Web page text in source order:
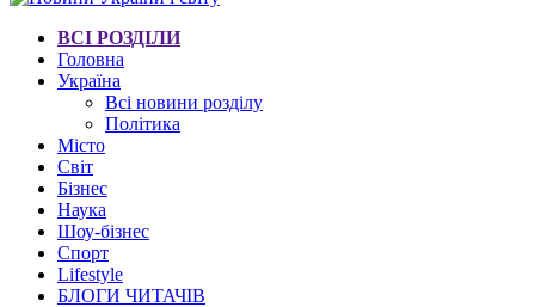
ВСІ РОЗДІЛИ
Головна
Україна
Всі новини розділу
Політика
Місто
Світ
Бізнес
Наука
Шоу-бізнес
Спорт
Lifestyle
БЛОГИ ЧИТАЧІВ